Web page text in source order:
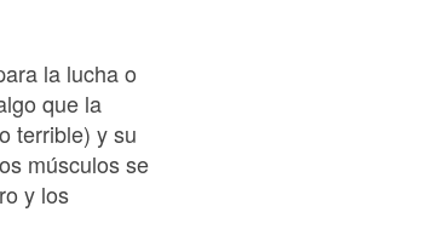
la lucha o
que la
terrible) y su
músculos se
y los